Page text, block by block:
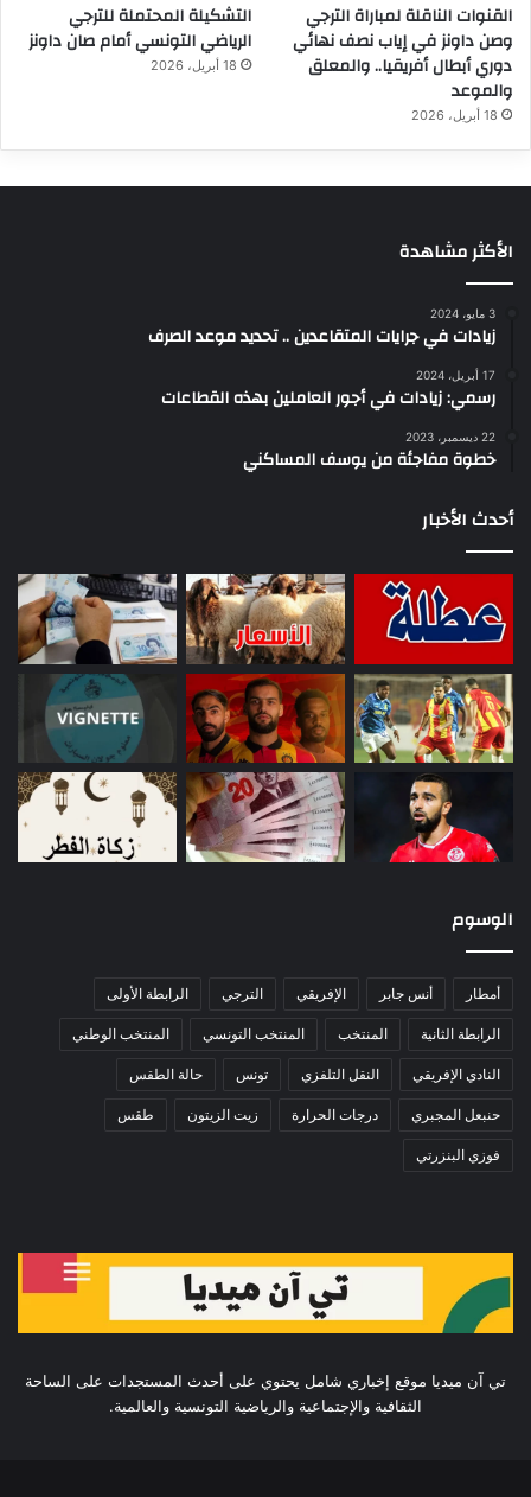
القنوات الناقلة لمباراة الترجي
وصن داونز في إياب نصف نهائي
دوري أبطال أفريقيا.. والمعلق
والموعد
18 أبريل، 2026
التشكيلة المحتملة للترجي
الرياضي التونسي أمام صان داونز
18 أبريل، 2026
الأكثر مشاهدة
3 مايو، 2024
زيادات في جرايات المتقاعدين .. تحديد موعد الصرف
17 أبريل، 2024
رسمي: زيادات في أجور العاملين بهذه القطاعات
22 ديسمبر، 2023
خطوة مفاجئة من يوسف المساكني
أحدث الأخبار
الوسوم
أمطار أنس جابر الإفريقي الترجي الرابطة الأولى
الرابطة الثانية المنتخب المنتخب التونسي المنتخب الوطني
النادي الإفريقي النقل التلفزي تونس حالة الطقس
حنبعل المجبري درجات الحرارة زيت الزيتون طقس
فوزي البنزرتي
تي آن ميديا موقع إخباري شامل يحتوي على أحدث المستجدات على الساحة
الثقافية والإجتماعية والرياضية التونسية والعالمية.